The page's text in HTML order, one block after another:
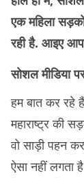
एक महिला
रही है. आइए
सोशल मीडिया
हम बात कर रहे हैं
महाराष्ट्र की
वो साड़ी पहन
ऐसा नहीं लगता